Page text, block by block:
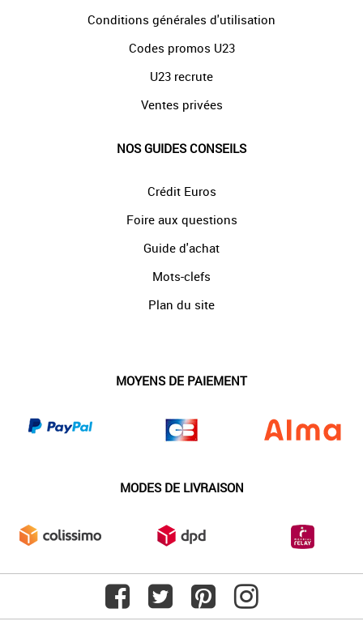
Conditions générales d'utilisation
Codes promos U23
U23 recrute
Ventes privées
NOS GUIDES CONSEILS
Crédit Euros
Foire aux questions
Guide d'achat
Mots-clefs
Plan du site
MOYENS DE PAIEMENT
MODES DE LIVRAISON